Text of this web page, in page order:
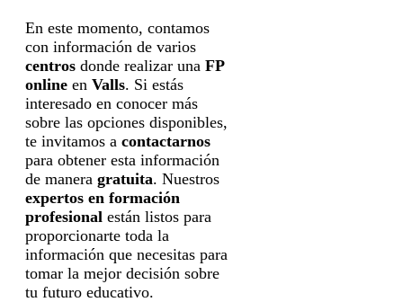
En este momento, contamos
con información de varios
centros donde realizar una FP
online en Valls. Si estás
interesado en conocer más
sobre las opciones disponibles,
te invitamos a contactarnos
para obtener esta información
de manera gratuita. Nuestros
expertos en formación
profesional están listos para
proporcionarte toda la
información que necesitas para
tomar la mejor decisión sobre
tu futuro educativo.